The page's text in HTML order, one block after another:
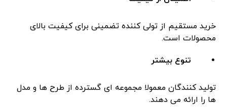
خرید مستقیم از تولی کننده تضمینی برای کیفیت بالای
محصولات است.
تنوع بیشتر
تولید کنندگان معمولا مجموعه ای گسترده از طرح ها و مدل
ها را ارائه می دهند.